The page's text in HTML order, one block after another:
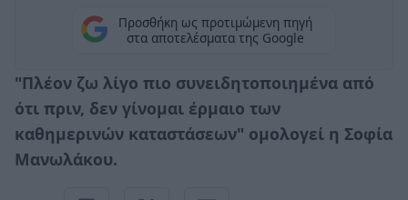
Προσθήκη ως προτιμώμενη πηγή
στα αποτελέσματα της Google
"Πλέον ζω λίγο πιο συνειδητοποιημένα από
ότι πριν, δεν γίνομαι έρμαιο των
καθημερινών καταστάσεων" ομολογεί η Σοφία
Μανωλάκου.